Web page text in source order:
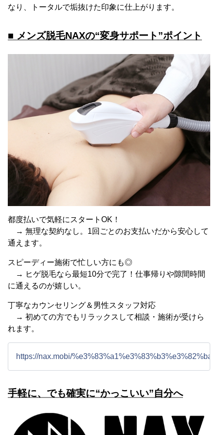
なり、トータルで垢抜けた印象に仕上がります。
■ メンズ脱毛NAXの“変身サポート”ポイント
都度払いで気軽にスタートOK！
→ 無理な契約なし。1回ごとのお支払いだから安心して
通えます。
スピーディー施術で忙しい方にも◎
→ ヒゲ脱毛なら最短10分で完了！仕事帰りや隙間時間
に通えるのが嬉しい。
丁寧なカウンセリング＆男性スタッフ対応
→ 初めての方でもリラックスして相談・施術が受けら
れます。
https://nax.mobi/
手軽に、でも確実に“かっこいい”自分へ